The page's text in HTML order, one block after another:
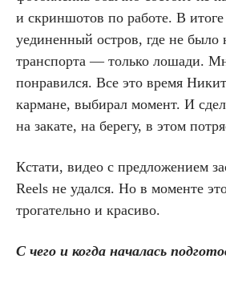
и скриншотов по работе. В
уединенный остров, где не было
транспорта — только лошади.
понравился. Все это время
кармане, выбирал момент. И
на закате, на берегу, в этом
Кстати, видео с предложением
Reels не удался. Но в моменте
трогательно и красиво.
С чего и когда началась